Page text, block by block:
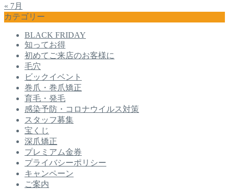
« 7月
カテゴリー
BLACK FRIDAY
知ってお得
初めてご来店のお客様に
毛穴
ビックイベント
巻爪・巻爪矯正
育毛・発毛
感染予防・コロナウイルス対策
スタッフ募集
宝くじ
深爪矯正
プレミアム金券
プライバシーポリシー
キャンペーン
ご案内